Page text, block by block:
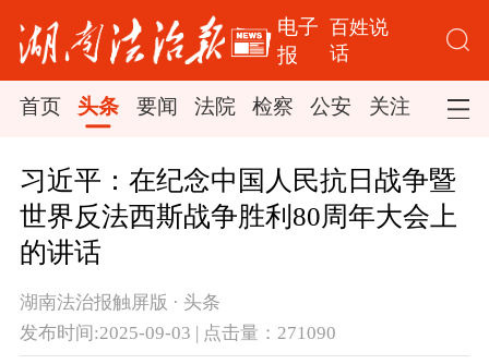
电子
报
百姓说
话
首页 头条 要闻 法院 检察 公安 关注 司法
习近平：在纪念中国人民抗日战争暨
世界反法西斯战争胜利80周年大会上
的讲话
湖南法治报触屏版 · 头条
发布时间:2025-09-03 | 点击量：271090